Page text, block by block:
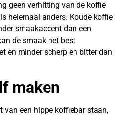
geen verhitting van de koffie
helemaal anders. Koude koffie
smaakaccent dan een
de smaak het best
en minder scherp en bitter dan
maken
van een hippe koffiebar staan,